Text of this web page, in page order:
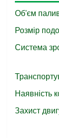
Об'єм
Розмір
Система
Наявність
Захист